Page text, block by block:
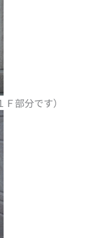
部分です）